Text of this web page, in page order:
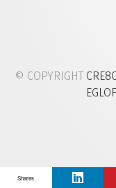
© COPYRIGHT
Shares